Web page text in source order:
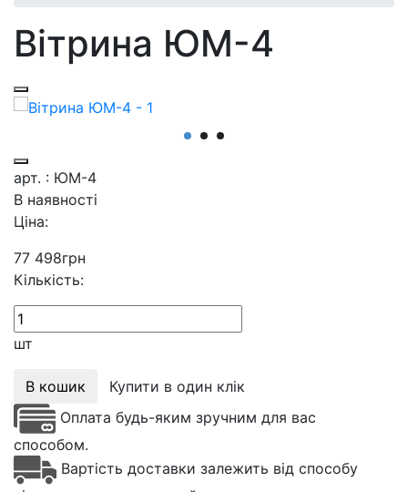
Вітрина ЮМ-4
арт. : ЮМ-4
В наявності
Ціна:
77 498грн
Кількість:
шт
В кошик
Купити в один клік
Оплата будь-яким зручним для вас
способом.
Вартість доставки залежить від способу